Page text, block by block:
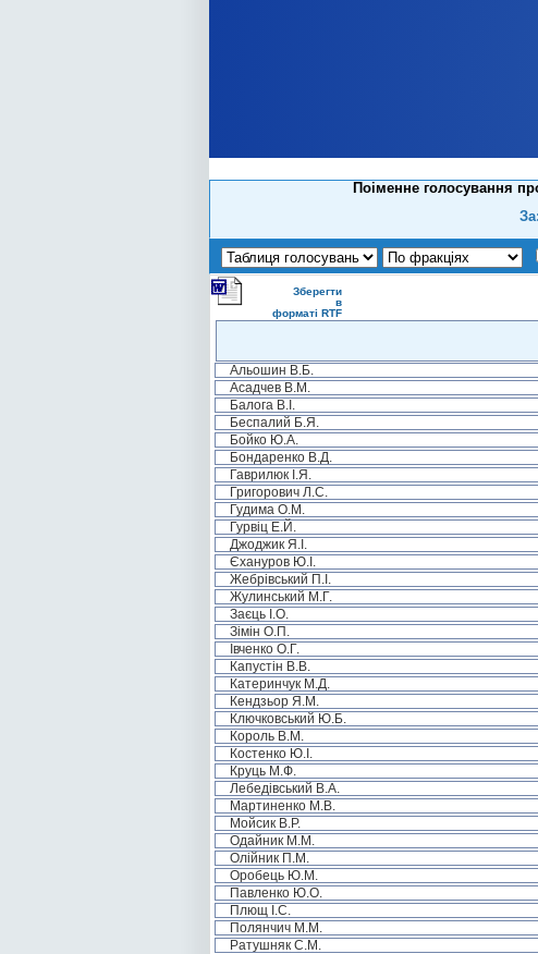
Поіменне голосування
Зберегти
в
форматі RTF
Альошин В.Б.
Асадчев В.М.
Балога В.І.
Беспалий Б.Я.
Бойко Ю.А.
Бондаренко В.Д.
Гаврилюк І.Я.
Григорович Л.С.
Гудима О.М.
Гурвіц Е.Й.
Джоджик Я.І.
Єхануров Ю.І.
Жебрівський П.І.
Жулинський М.Г.
Заєць І.О.
Зімін О.П.
Івченко О.Г.
Капустін В.В.
Катеринчук М.Д.
Кендзьор Я.М.
Ключковський Ю.Б.
Король В.М.
Костенко Ю.І.
Круць М.Ф.
Лебедівський В.А.
Мартиненко М.В.
Мойсик В.Р.
Одайник М.М.
Олійник П.М.
Оробець Ю.М.
Павленко Ю.О.
Плющ І.С.
Полянчич М.М.
Ратушняк С.М.